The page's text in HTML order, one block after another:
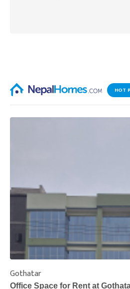
HOT
Gothatar
Office Space for Rent at